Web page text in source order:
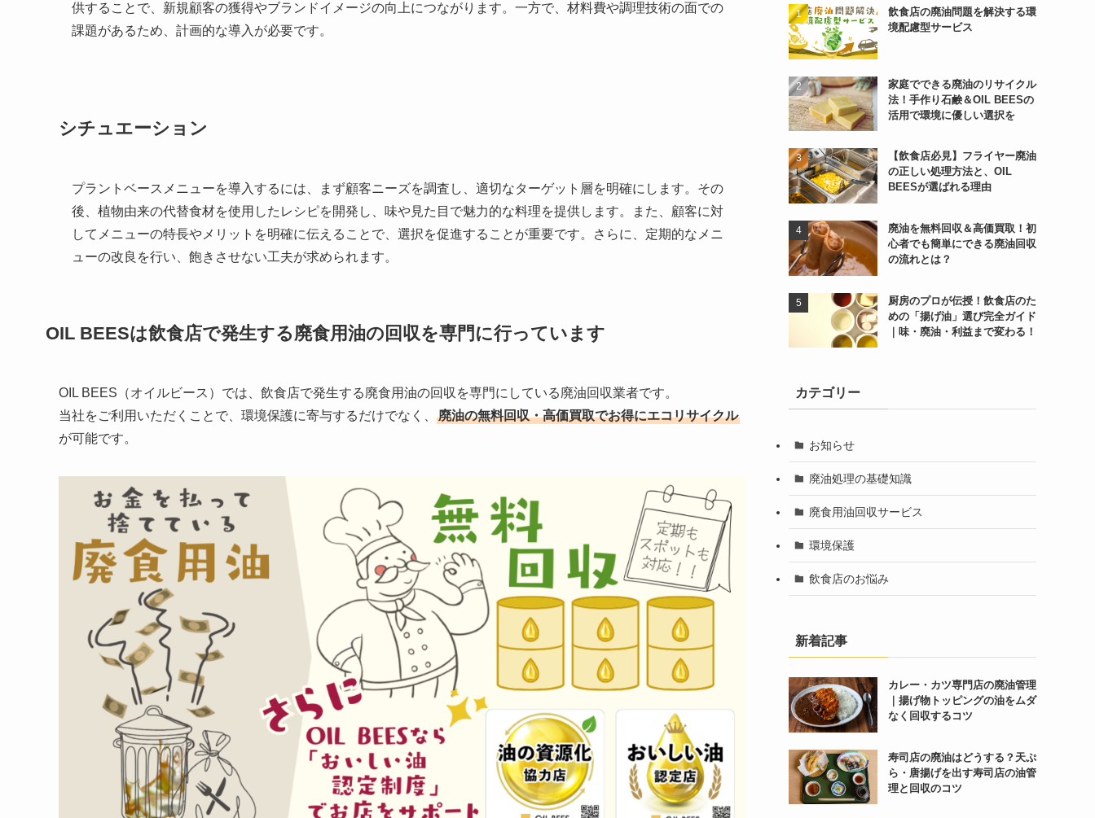
供することで、新規顧客の獲得やブランドイメージの向上につながります。一方で、材料費や調理技術の面での
課題があるため、計画的な導入が必要です。
シチュエーション
プラントベースメニューを導入するには、まず顧客ニーズを調査し、適切なターゲット層を明確にします。その
後、植物由来の代替食材を使用したレシピを開発し、味や見た目で魅力的な料理を提供します。また、顧客に対
してメニューの特長やメリットを明確に伝えることで、選択を促進することが重要です。さらに、定期的なメニ
ューの改良を行い、飽きさせない工夫が求められます。
OIL BEESは飲食店で発生する廃食用油の回収を専門に行っています
OIL BEES（オイルビース）では、飲食店で発生する廃食用油の回収を専門にしている廃油回収業者です。
当社をご利用いただくことで、環境保護に寄与するだけでなく、
廃油の無料回収・高価買取でお得にエコリサイクル
が可能です。
飲食店の廃油問題を解決する環
境配慮型サービス
家庭でできる廃油のリサイクル
法！手作り石鹸＆OIL BEESの
活用で環境に優しい選択を
【飲食店必見】フライヤー廃油
の正しい処理方法と、OIL
BEESが選ばれる理由
廃油を無料回収＆高価買取！初
心者でも簡単にできる廃油回収
の流れとは？
厨房のプロが伝授！飲食店のた
めの「揚げ油」選び完全ガイド
｜味・廃油・利益まで変わる！
カテゴリー
お知らせ
廃油処理の基礎知識
廃食用油回収サービス
環境保護
飲食店のお悩み
新着記事
カレー・カツ専門店の廃油管理
｜揚げ物トッピングの油をムダ
なく回収するコツ
寿司店の廃油はどうする？天ぷ
ら・唐揚げを出す寿司店の油管
理と回収のコツ